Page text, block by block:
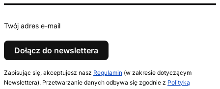
Twój adres e-mail
Dołącz do newslettera
Zapisując się, akceptujesz nasz Regulamin (w zakresie dotyczącym
Newslettera). Przetwarzanie danych odbywa się zgodnie z Polityką